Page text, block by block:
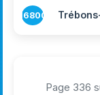
16800
Page 336